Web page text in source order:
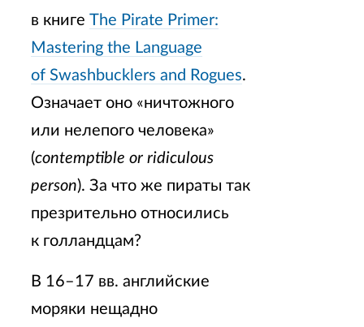
в книге The Pirate Primer:
Mastering the Language
of Swashbucklers and Rogues.
Означает оно «ничтожного
или нелепого человека»
(contemptible or ridiculous
person). За что же пираты так
презрительно относились
к голландцам?
В 16–17 вв. английские
моряки нещадно